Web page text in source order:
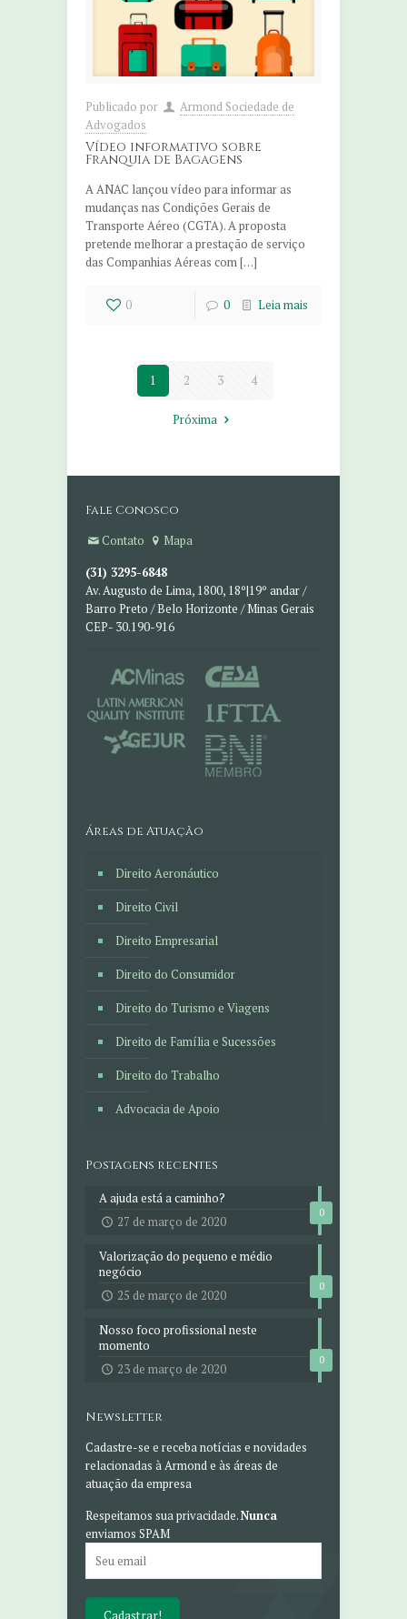
Publicado por
Armond Sociedade de
Advogados
Vídeo informativo sobre
Franquia de Bagagens
A ANAC lançou vídeo para informar as
mudanças nas Condições Gerais de
Transporte Aéreo (CGTA). A proposta
pretende melhorar a prestação de serviço
das Companhias Aéreas com […]
0 0 Leia mais
1 2 3 4
Próxima
Fale Conosco
Contato
Mapa
(31) 3295-6848
Av. Augusto de Lima, 1800, 18º|19º andar /
Barro Preto / Belo Horizonte / Minas Gerais
CEP- 30.190-916
Áreas de Atuação
Direito Aeronáutico
Direito Civil
Direito Empresarial
Direito do Consumidor
Direito do Turismo e Viagens
Direito de Família e Sucessões
Direito do Trabalho
Advocacia de Apoio
Postagens recentes
0
A ajuda está a caminho?
27 de março de 2020
0
Valorização do pequeno e médio
negócio
25 de março de 2020
0
Nosso foco profissional neste
momento
23 de março de 2020
Newsletter
Cadastre-se e receba notícias e novidades
relacionadas à Armond e às áreas de
atuação da empresa
Respeitamos sua privacidade.Nunca
enviamos SPAM